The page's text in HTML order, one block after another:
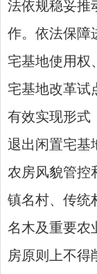
法依规稳妥推
作。依法保障
宅基地使用权
宅基地改革试
有效实现形式
退出闲置宅基
农房风貌管控
镇名村、传统
名木及重要农
房原则上不得